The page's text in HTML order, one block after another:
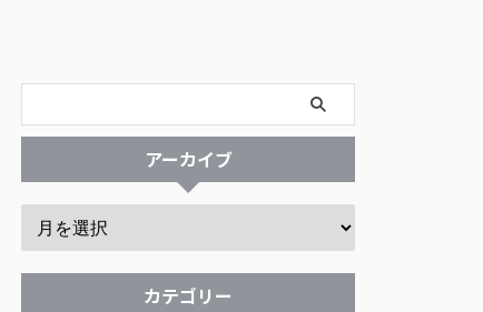
アーカイブ
カテゴリー